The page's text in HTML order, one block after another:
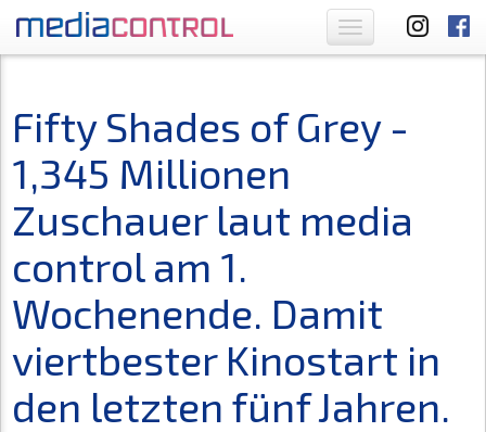
Toggle
navigation
Fifty Shades of Grey -
1,345 Millionen
Zuschauer laut media
control am 1.
Wochenende. Damit
viertbester Kinostart in
den letzten fünf Jahren.